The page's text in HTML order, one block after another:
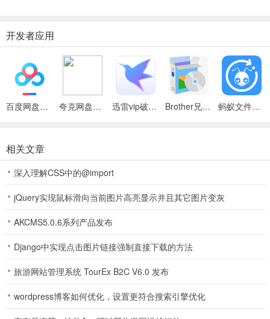
开发者应用
百度网盘绿色免安装Pc电脑版 夸克网盘官方正式版 迅雷vip破解版永久会员2024版 Brother兄弟 MFC-8480DN多功能一体机ISIS驱动 蚂蚁文件（数据恢复大师）
相关文章
深入理解CSS中的@import
jQuery实现鼠标滑向当前图片高亮显示并且其它图片变灰
AKCMS5.0.6系列产品发布
Django中实现点击图片链接强制直接下载的方法
旅游网站管理系统 TourEx B2C V6.0 发布
wordpress博客如何优化，设置更符合搜索引擎优化